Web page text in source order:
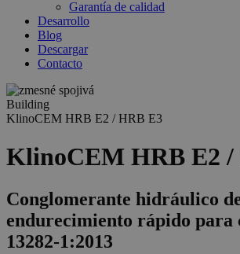
Garantía de calidad
Desarrollo
Blog
Descargar
Contacto
Building
KlinoCEM HRB E2 / HRB E3
KlinoCEM HRB E2 /
Conglomerante hidráulico
endurecimiento rápido para
13282-1:2013